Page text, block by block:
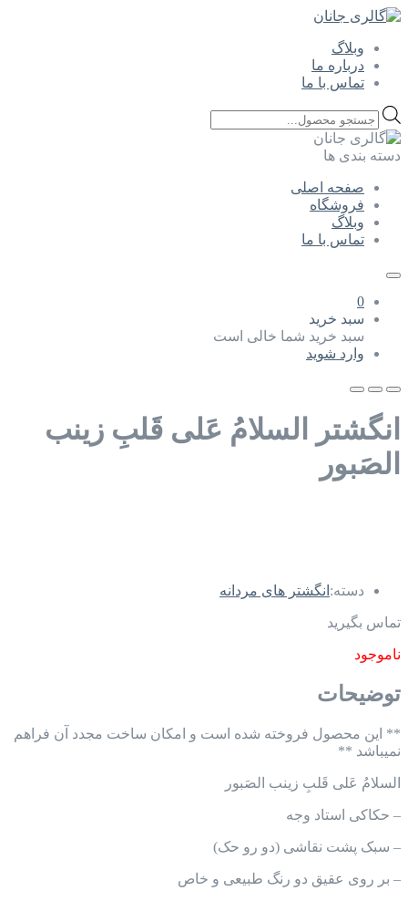
وبلاگ
درباره ما
تماس با ما
Products
search
دسته بندی ها
صفحه اصلی
فروشگاه
وبلاگ
تماس با ما
0
سبد خرید
سبد خرید شما خالی است
وارد شوید
انگشتر السلامُ عَلی قَلبِ زینب
الصَبور
دسته: انگشتر های مردانه
تماس بگیرید
ناموجود
توضیحات
** این محصول فروخته شده است و امکان ساخت مجدد آن فراهم
نمیباشد **
السلامُ عَلی قَلبِ زینب الصَبور
– حکاکی استاد وجه
– سبک پشت نقاشی (دو رو حک)
– بر روی عقیق دو رنگ طبیعی و خاص